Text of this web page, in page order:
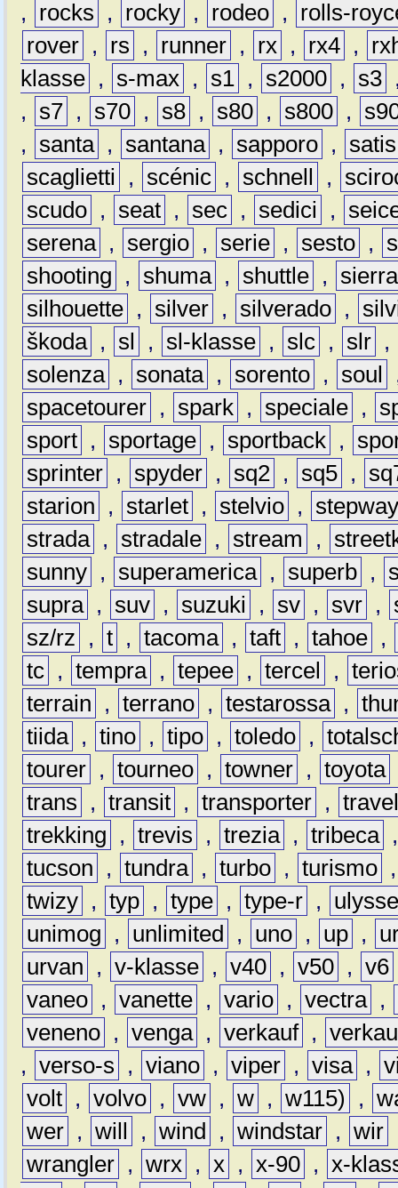
,
rocks , rocky , rodeo ,
rolls-
rover , rs , runner , rx , rx4 ,
klasse , s-max , s1 , s2000 , s3
,
s7 , s70 , s8 , s80 , s800 ,
,
santa , santana , sapporo ,
satis
scaglietti
, scénic , schnell ,
scudo , seat , sec , sedici ,
serena , sergio , serie , sesto ,
shooting
, shuma , shuttle ,
sierra
silhouette , silver , silverado ,
škoda , sl , sl-klasse , slc , slr ,
solenza , sonata , sorento , soul
spacetourer , spark , speciale ,
sport , sportage , sportback ,
sprinter , spyder , sq2 , sq5 ,
starion
, starlet , stelvio ,
strada , stradale , stream ,
sunny , superamerica , superb ,
supra , suv , suzuki , sv , svr ,
sz/rz
, t , tacoma , taft , tahoe ,
tc , tempra , tepee , tercel ,
terrain
, terrano , testarossa ,
tiida , tino , tipo , toledo ,
tourer , tourneo , towner , toyota
trans
, transit , transporter ,
trekking
, trevis , trezia , tribeca
tucson
, tundra , turbo , turismo
twizy , typ , type , type-r ,
unimog
, unlimited , uno , up ,
urvan
, v-klasse , v40 , v50 , v6
vaneo , vanette , vario , vectra ,
veneno , venga , verkauf ,
, verso-s , viano , viper , visa ,
volt , volvo , vw , w , w115) ,
wer , will , wind , windstar , wir
wrangler , wrx , x , x-90 , x-